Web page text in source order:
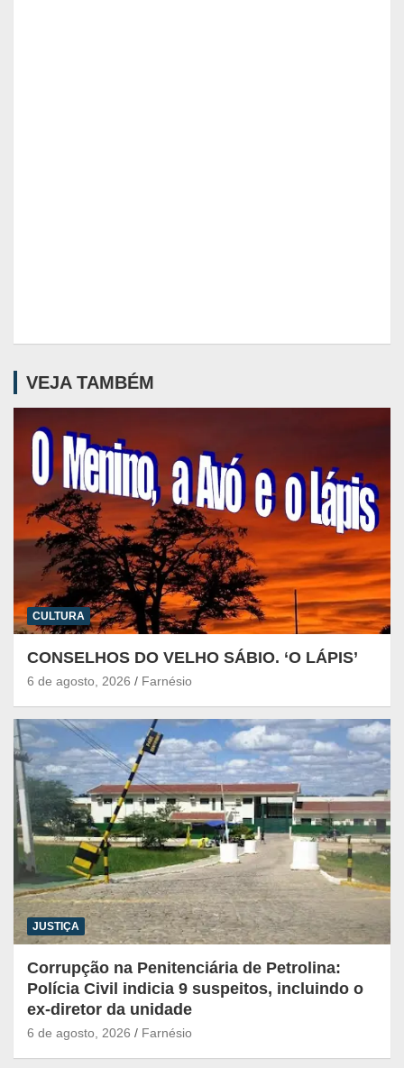
VEJA TAMBÉM
CULTURA
CONSELHOS DO VELHO SÁBIO. ‘O LÁPIS’
6 de agosto, 2026 Farnésio
JUSTIÇA
Corrupção na Penitenciária de Petrolina:
Polícia Civil indicia 9 suspeitos, incluindo o
ex-diretor da unidade
6 de agosto, 2026 Farnésio